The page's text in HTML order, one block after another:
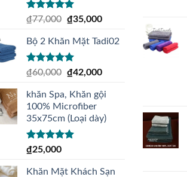
Được xếp
sao
₫77,000 ₫35,000
Bộ 2 Khăn Mặt Tadi02
Được xếp
sao
₫60,000 ₫42,000
khăn Spa, Khăn gội
100% Microfiber
35x75cm (Loại dày)
Được xếp
sao
₫25,000
Khăn Mặt Khách Sạn